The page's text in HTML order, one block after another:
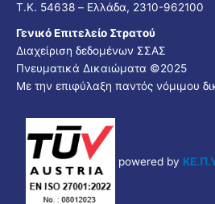
Τ.Κ. 54638 – Ελλάδα, 2310-962100
Γενικό Επιτελείο Στρατού
Διαχείριση δεδομένων ΣΣΑΣ
Πνευματικά Δικαιώματα ©2025
Με την επιφύλαξη παντός νόμιμου
powered by